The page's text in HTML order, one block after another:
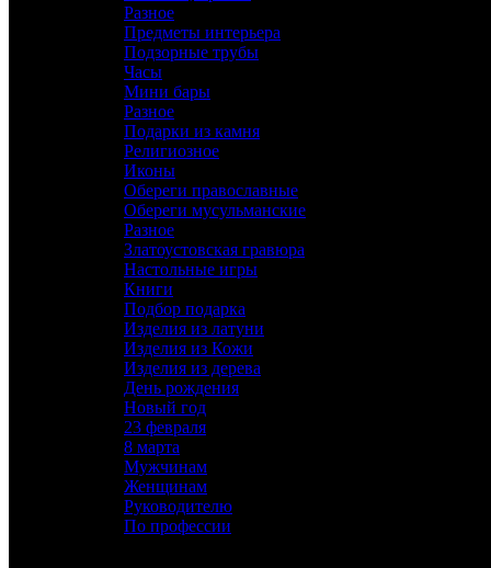
Разное
Предметы интерьера
Подзорные трубы
Часы
Мини бары
Разное
Подарки из камня
Религиозное
Иконы
Обереги православные
Обереги мусульманские
Разное
Златоустовская гравюра
Настольные игры
Книги
Подбор подарка
Изделия из латуни
Изделия из Кожи
Изделия из дерева
День рождения
Новый год
23 февраля
8 марта
Мужчинам
Женщинам
Руководителю
По профессии